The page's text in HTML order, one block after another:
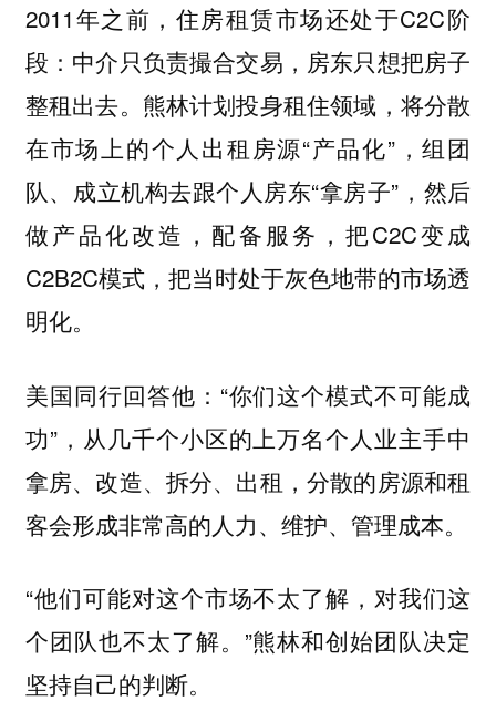
2011年之前，住房租赁市场还处于C2C阶
段：中介只负责撮合交易，房东只想把房子
整租出去。熊林计划投身租住领域，将分散
在市场上的个人出租房源“产品化”，组团
队、成立机构去跟个人房东“拿房子”，然后
做产品化改造，配备服务，把C2C变成
C2B2C模式，把当时处于灰色地带的市场透
明化。
美国同行回答他：“你们这个模式不可能成
功”，从几千个小区的上万名个人业主手中
拿房、改造、拆分、出租，分散的房源和租
客会形成非常高的人力、维护、管理成本。
“他们可能对这个市场不太了解，对我们这
个团队也不太了解。”熊林和创始团队决定
坚持自己的判断。